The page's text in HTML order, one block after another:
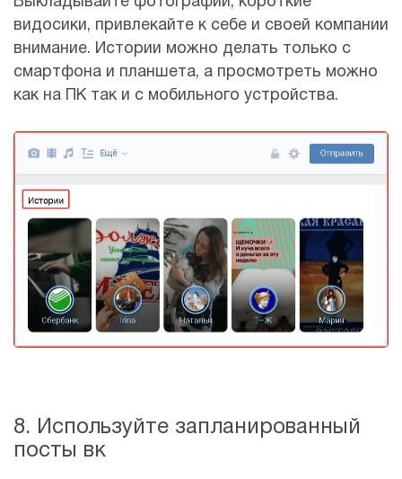
видосики, привлекайте к себе и своей компании
внимание. Истории можно делать только с
смартфона и планшета, а просмотреть можно
как на ПК так и с мобильного устройства.
8. Используйте запланированный
посты вк